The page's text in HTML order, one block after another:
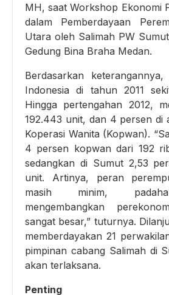
MH, saat Workshop Ekonomi
dalam Pemberdayaan
Utara oleh Salimah PW
Gedung Bina Braha Medan.
Berdasarkan
Indonesia di tahun 2011
Hingga pertengahan 2012,
192.443 unit, dan 4 persen di
Koperasi Wanita (Kopwan).
4 persen kopwan dari 192
sedangkan di Sumut 2,53
unit. Artinya, peran
masih minim,
mengembangkan
sangat besar,” tuturnya.
memberdayakan 21
pimpinan cabang Salimah di
akan terlaksana.
Penting